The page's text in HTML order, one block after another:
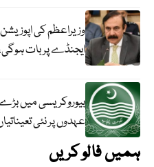
وزیراعظم کی
ایجنڈے پر بات
بیوروکریسی میں بڑے
عہدوں پر نئی
ہمیں فالو کریں